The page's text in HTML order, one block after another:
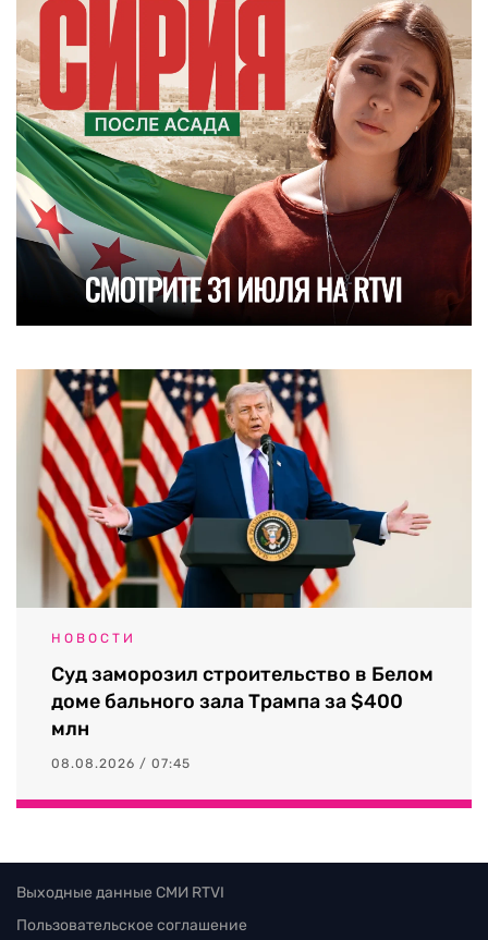
НОВОСТИ
Суд заморозил строительство в Белом
доме бального зала Трампа за $400
млн
08.08.2026 / 07:45
Выходные данные СМИ RTVI
Пользовательское соглашение